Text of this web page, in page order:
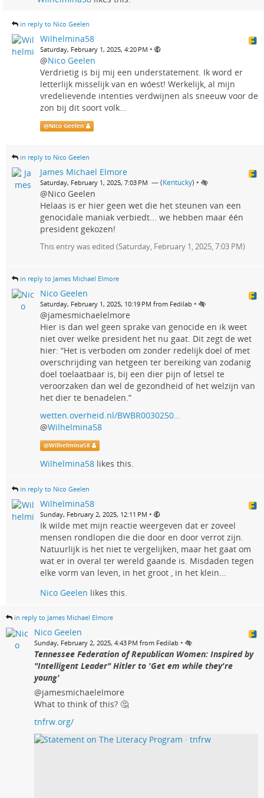
in reply to Nico Geelen
Wilhelmina58
Saturday, February 1, 2025, 4:20 PM •
@Nico Geelen
Verdrietig is bij mij een understatement. Ik word er
letterlijk misselijk van en wóest! Werkelijk, al mijn
vredelievende intenties verdwijnen als sneeuw voor de
zon bij dit soort volk...
@Nico Geelen
in reply to Nico Geelen
James Michael Elmore
Saturday, February 1, 2025, 7:03 PM — (Kentucky) •
@Nico Geelen
Helaas is er hier geen wet die het steunen van een
genocidale maniak verbiedt... we hebben maar één
president gekozen!
This entry was edited (Saturday, February 1, 2025, 7:03 PM)
in reply to James Michael Elmore
Nico Geelen
Saturday, February 1, 2025, 10:19 PM from Fedilab •
@jamesmichaelelmore
Hier is dan wel geen sprake van genocide en ik weet
niet over welke president het nu gaat. Dit zegt de wet
hier: “Het is verboden om zonder redelijk doel of met
overschrijding van hetgeen ter bereiking van zodanig
doel toelaatbaar is, bij een dier pijn of letsel te
veroorzaken dan wel de gezondheid of het welzijn van
het dier te benadelen.”
wetten.overheid.nl/BWBR0030250…
@Wilhelmina58
@Wilhelmina58
Wilhelmina58 likes this.
in reply to Nico Geelen
Wilhelmina58
Sunday, February 2, 2025, 12:11 PM •
Ik wilde met mijn reactie weergeven dat er zoveel
mensen rondlopen die die door en door verrot zijn.
Natuurlijk is het niet te vergelijken, maar het gaat om
wat er in overal ter wereld gaande is. Misdaden tegen
elke vorm van leven, in het groot , in het klein...
Nico Geelen likes this.
in reply to James Michael Elmore
Nico Geelen
Sunday, February 2, 2025, 4:43 PM from Fedilab •
Tennessee Federation of Republican Women: Inspired by
"Intelligent Leader" Hitler to 'Get em while they're
young'
@jamesmichaelelmore
What to think of this? 🤔
tnfrw.org/